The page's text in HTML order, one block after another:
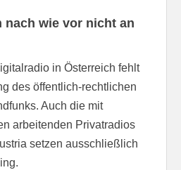
nach wie vor nicht an
in Österreich fehlt
des öffentlich-rechtlichen
Auch die mit
arbeitenden Privatradios
setzen ausschließlich